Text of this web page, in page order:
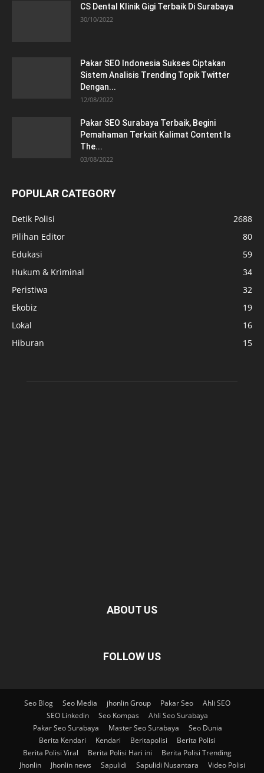
CS Dental Klinik Gigi Terbaik Di Surabaya
30/10/2022
Pakar SEO Indonesia Sukses Ciptakan
Sistem Analisis Trending Topik Twitter
Dengan...
12/08/2022
Pakar SEO Surabaya Terbaik, Begini
Pemahaman Terkait Kalimat Content Is
The...
03/08/2022
POPULAR CATEGORY
Detik Polisi
2688
Pilihan Editor
80
Edukasi
59
Hukum & Kriminal
34
Peristiwa
32
Ekobiz
19
Lokal
16
Hiburan
15
ABOUT US
FOLLOW US
Seo Blog Seo Media jhonlin Group Pakar Seo
Ahli SEO
SEO Linkedin
Seo Kompas
Ahli Seo Surabaya
Pakar Seo Surabaya
Master Seo Surabaya
Seo Dunia
Berita Kendari
Kendari Beritapolisi
Berita Polisi
Berita Polisi Viral
Berita Polisi Hari ini
Berita Polisi Trending
Jhonlin
Jhonlin news Sapulidi Sapulidi Nusantara Video Polisi